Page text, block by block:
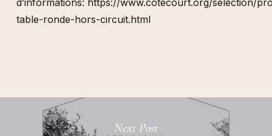
d’informations: https://www.cotecourt.org/selection/
table-ronde-hors-circuit.html
Next Post